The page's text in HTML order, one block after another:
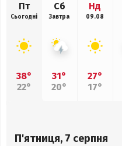
Пт
Сьогодні
38°
22°
Сб
Завтра
31°
20°
Нд
09.08
27°
17°
П'ятниця, 7 серпня